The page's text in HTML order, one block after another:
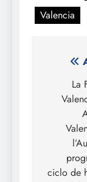
Valencia
La
ciclo de